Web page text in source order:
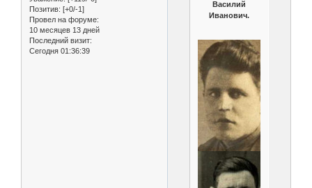
Позитив: [+0/-1]
Провел на форуме:
10 месяцев 13 дней
Последний визит:
Сегодня 01:36:39
Василий
Иванович.